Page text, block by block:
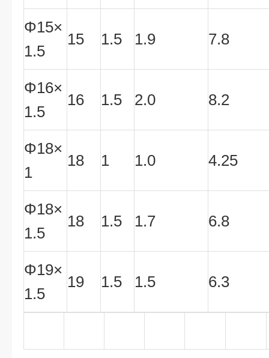
Φ15×
1.5
15 1.5 1.9 7.8
Φ16×
1.5
16 1.5 2.0 8.2
Φ18×
1
18 1 1.0 4.25
Φ18×
1.5
18 1.5 1.7 6.8
Φ19×
1.5
19 1.5 1.5 6.3